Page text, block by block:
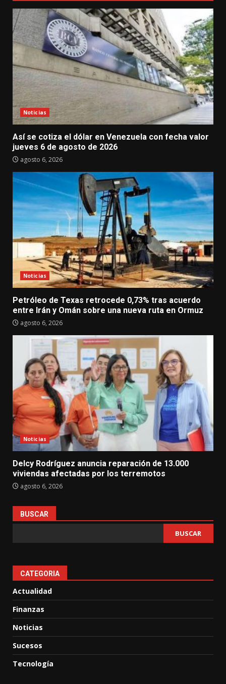
Noticias
Así se cotiza el dólar en Venezuela con fecha valor
jueves 6 de agosto de 2026
agosto 6, 2026
Noticias
Petróleo de Texas retrocede 0,73% tras acuerdo
entre Irán y Omán sobre una nueva ruta en Ormuz
agosto 6, 2026
Noticias
Delcy Rodríguez anuncia reparación de 13.000
viviendas afectadas por los terremotos
agosto 6, 2026
BUSCAR
BUSCAR
CATEGORIA
Actualidad
Finanzas
Noticias
Sucesos
Tecnología